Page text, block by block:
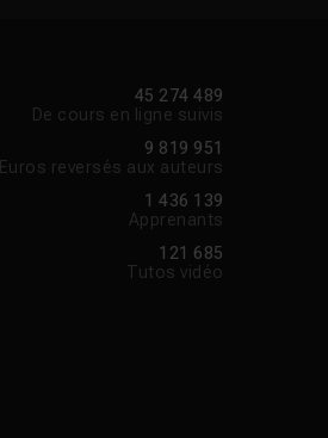
45 274 489
De cours en ligne suivis
9 819 951
Euros reversés aux auteurs
1 436 139
Apprenants
121 685
Tutos vidéo